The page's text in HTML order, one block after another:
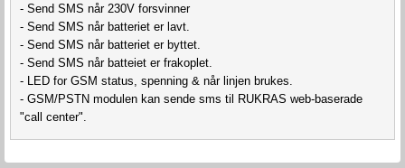
- Send SMS når 230V forsvinner
- Send SMS når batteriet er lavt.
- Send SMS når batteriet er byttet.
- Send SMS når batteiet er frakoplet.
- LED for GSM status, spenning & når linjen brukes.
- GSM/PSTN modulen kan sende sms til RUKRAS web-baserade
"call center".